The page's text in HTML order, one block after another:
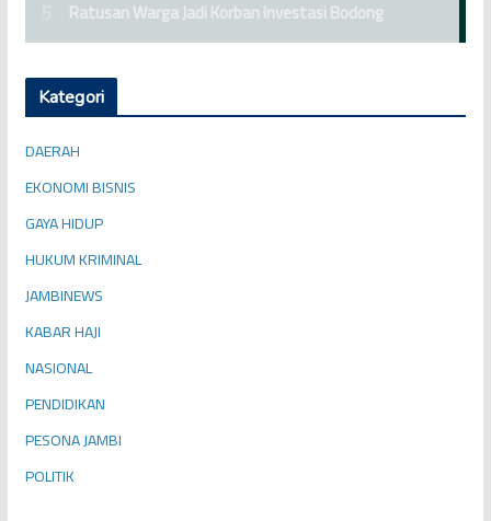
Kategori
DAERAH
EKONOMI BISNIS
GAYA HIDUP
HUKUM KRIMINAL
JAMBINEWS
KABAR HAJI
NASIONAL
PENDIDIKAN
PESONA JAMBI
POLITIK